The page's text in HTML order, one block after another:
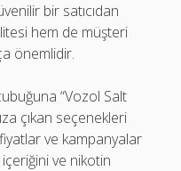
bir satıcıdan
hem de müşteri
önemlidir.
“Vozol Salt
çıkan seçenekleri
fiyatlar ve kampanyalar
ve nikotin